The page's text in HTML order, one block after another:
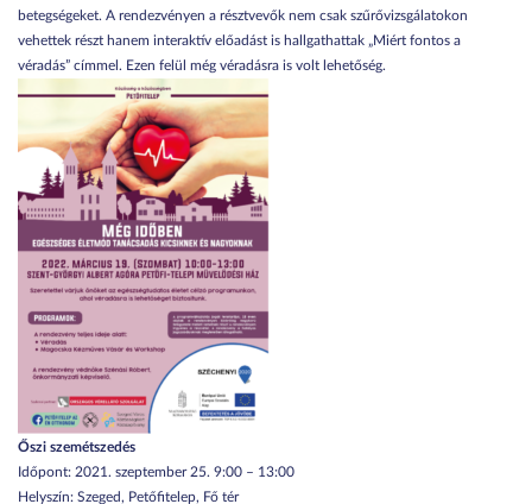
betegségeket. A rendezvényen a résztvevők nem csak szűrővizsgálatokon
vehettek részt hanem interaktív előadást is hallgathattak „Miért fontos a
véradás” címmel. Ezen felül még véradásra is volt lehetőség.
Őszi szemétszedés
Időpont: 2021. szeptember 25. 9:00 – 13:00
Helyszín: Szeged, Petőfitelep, Fő tér